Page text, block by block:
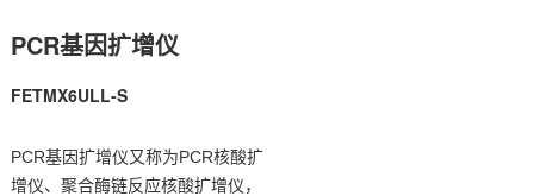
新闻中心
PCR基因扩增仪
FETMX6ULL-S
PCR基因扩增仪又称为PCR核酸扩
增仪、聚合酶链反应核酸扩增仪，